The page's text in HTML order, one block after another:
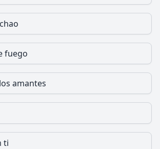
fuego
amantes
ti